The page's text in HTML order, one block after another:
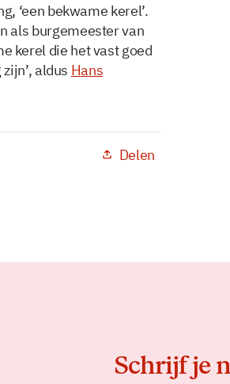
‘een bekwame kerel’.
als burgemeester van
kerel die het vast goed
aldus Hans
Delen
Schrijf je